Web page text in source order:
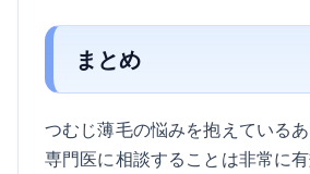
まとめ
つむじ薄毛の悩みを抱えているあ
専門医に相談することは非常に有